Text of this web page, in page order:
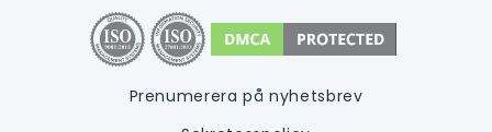
Prenumerera på nyhetsbrev